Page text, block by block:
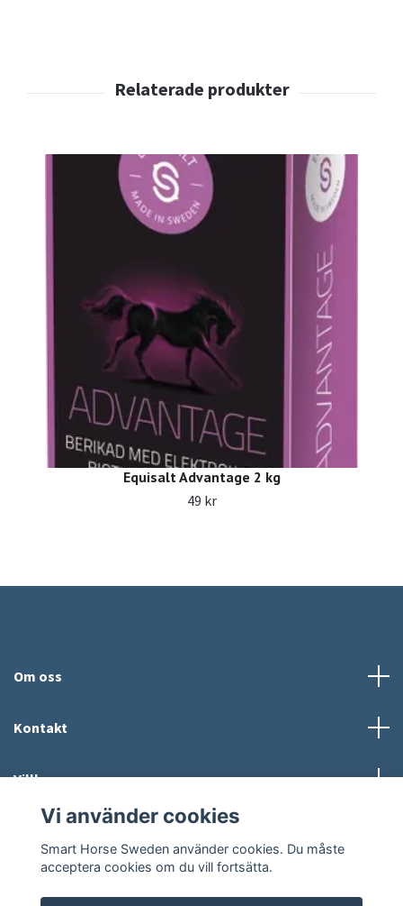
Equisalt Advantage 2 kg
49 kr
Om oss
Kontakt
Villkor
Sociala medier
Vi använder cookies
Smart Horse Sweden använder cookies. Du måste
acceptera cookies om du vill fortsätta.